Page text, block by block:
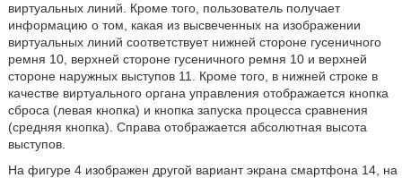
виртуальных линий. Кроме того, пользователь получает
информацию о том, какая из высвеченных на изображении
виртуальных линий соответствует нижней стороне гусеничного
ремня 10, верхней стороне гусеничного ремня 10 и верхней
стороне наружных выступов 11. Кроме того, в нижней строке в
качестве виртуального органа управления отображается кнопка
сброса (левая кнопка) и кнопка запуска процесса сравнения
(средняя кнопка). Справа отображается абсолютная высота
выступов.
На фигуре 4 изображен другой вариант экрана смартфона 14, на